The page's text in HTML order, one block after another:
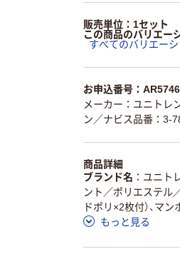
販売単位：1セット
この商品のバリエー
すべてのバリエー
お申込番号：
メーカー：ユニトレ
ン／ナビス品番：3-
商品詳細
ブランド名
ユニト
ント／ポリエステル
ドポリ×2枚付）、マ
もっと見る